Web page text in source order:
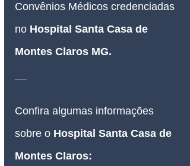
Convênios Médicos credenciadas
no Hospital Santa Casa de
Montes Claros MG.
Confira algumas informações
sobre o Hospital Santa Casa de
Montes Claros: